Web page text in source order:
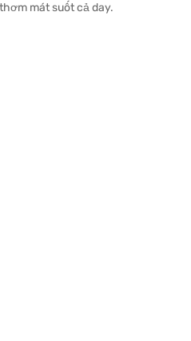
mát suốt cả day.